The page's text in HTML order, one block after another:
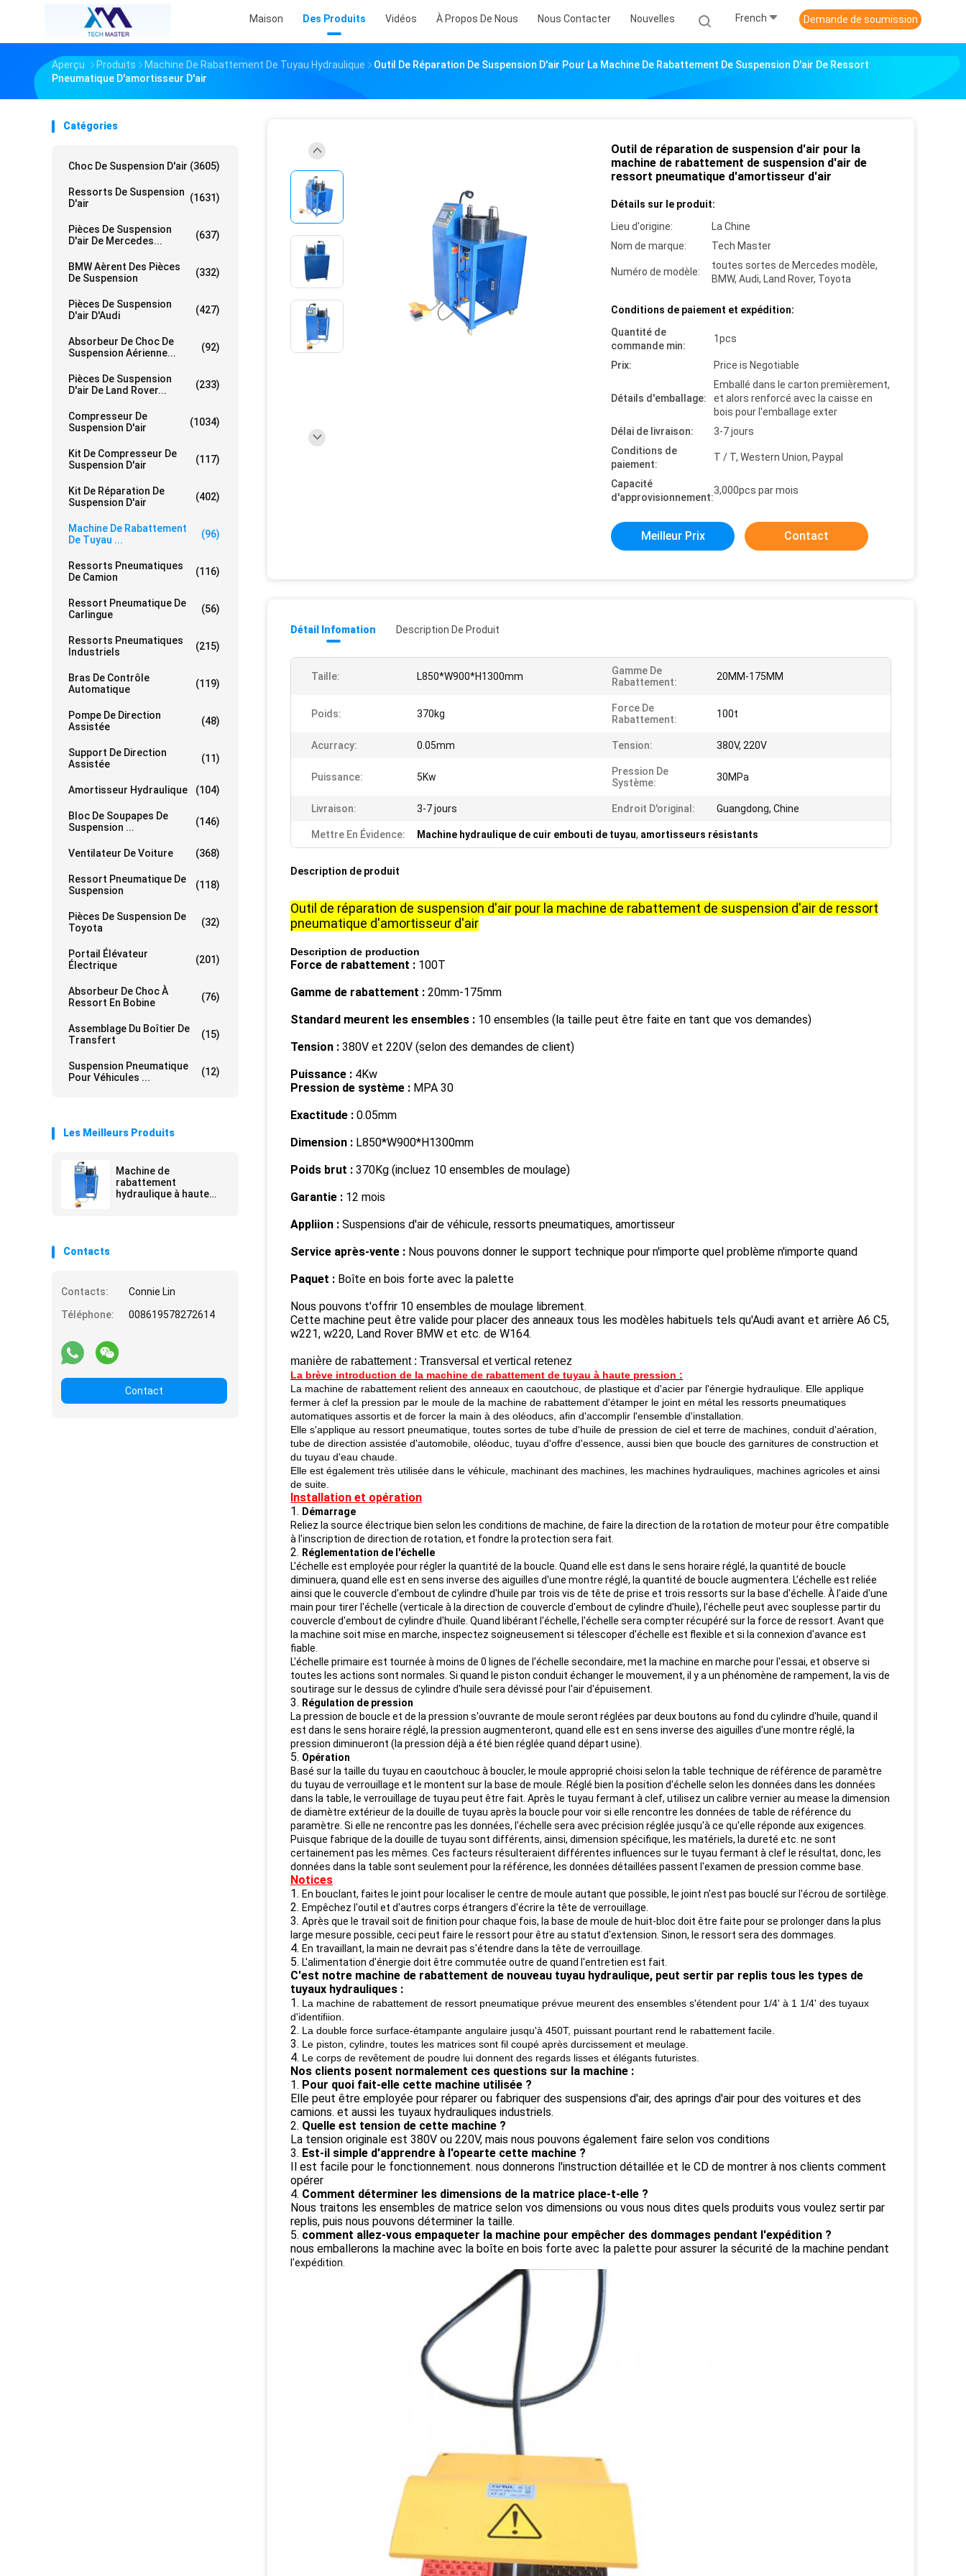
Maison Des Produits Vidéos À Propos De Nous Nous Contacter Nouvelles French Demande de soumission
Aperçu Produits Machine De Rabattement De Tuyau Hydraulique
Outil De Réparation De Suspension D'air Pour La Machine De Rabattement De Suspension D'air De Ressort
Pneumatique D'amortisseur D'air
Catégories
Choc De Suspension D'air (3605)
Ressorts De Suspension
D'air
(1631)
Pièces De Suspension
D'air De Mercedes...
(637)
BMW Aèrent Des Pièces
De Suspension
(332)
Pièces De Suspension
D'air D'Audi
(427)
Absorbeur De Choc De
Suspension Aérienne...
(92)
Pièces De Suspension
D'air De Land Rover...
(233)
Compresseur De
Suspension D'air
(1034)
Kit De Compresseur De
Suspension D'air
(117)
Kit De Réparation De
Suspension D'air
(402)
Machine De Rabattement
De Tuyau ...
(96)
Ressorts Pneumatiques
De Camion
(116)
Ressort Pneumatique De
Carlingue
(56)
Ressorts Pneumatiques
Industriels
(215)
Bras De Contrôle
Automatique
(119)
Pompe De Direction
Assistée
(48)
Support De Direction
Assistée
(11)
Amortisseur Hydraulique (104)
Bloc De Soupapes De
Suspension ...
(146)
Ventilateur De Voiture (368)
Ressort Pneumatique De
Suspension
(118)
Pièces De Suspension De
Toyota
(32)
Portail Élévateur
Électrique
(201)
Absorbeur De Choc À
Ressort En Bobine
(76)
Assemblage Du Boîtier De
Transfert
(15)
Suspension Pneumatique
Pour Véhicules ...
(12)
Les Meilleurs Produits
Machine de
rabattement
hydraulique à haute
Contacts
Contacts:
Connie Lin
Téléphone:
008619578272614
Contact
Outil de réparation de suspension d'air pour la
machine de rabattement de suspension d'air de
ressort pneumatique d'amortisseur d'air
Détails sur le produit:
Lieu d'origine:
La Chine
Nom de marque:
Tech Master
Numéro de modèle:
toutes sortes de Mercedes modèle,
BMW, Audi, Land Rover, Toyota
Conditions de paiement et expédition:
Quantité de
commande min:
1pcs
Prix: Price is Negotiable
Détails d'emballage:
Emballé dans le carton premièrement,
et alors renforcé avec la caisse en
bois pour l'emballage exter
Délai de livraison:
3-7 jours
Conditions de
paiement:
T / T, Western Union, Paypal
Capacité
d'approvisionnement:
3,000pcs par mois
Meilleur Prix Contact
Détail Infomation Description De Produit
Taille: L850*W900*H1300mm
Gamme De
Rabattement:
20MM-175MM
Poids: 370kg
Force De
Rabattement:
100t
Acurracy: 0.05mm Tension: 380V, 220V
Puissance: 5Kw
Pression De
Système:
30MPa
Livraison: 3-7 jours Endroit D'original: Guangdong, Chine
Mettre En Évidence: Machine hydraulique de cuir embouti de tuyau, amortisseurs résistants
Description de produit
Outil de réparation de suspension d'air pour la machine de rabattement de suspension d'air de ressort
pneumatique d'amortisseur d'air
Description de production
Force de rabattement : 100T
Gamme de rabattement : 20mm-175mm
Standard meurent les ensembles : 10 ensembles (la taille peut être faite en tant que vos demandes)
Tension : 380V et 220V (selon des demandes de client)
Puissance : 4Kw
Pression de système : MPA 30
Exactitude : 0.05mm
Dimension : L850*W900*H1300mm
Poids brut : 370Kg (incluez 10 ensembles de moulage)
Garantie : 12 mois
Appliion : Suspensions d'air de véhicule, ressorts pneumatiques, amortisseur
Service après-vente : Nous pouvons donner le support technique pour n'importe quel problème n'importe quand
Paquet : Boîte en bois forte avec la palette
Nous pouvons t'offrir 10 ensembles de moulage librement.
Cette machine peut être valide pour placer des anneaux tous les modèles habituels tels qu'Audi avant et arrière A6 C5,
w221, w220, Land Rover BMW et etc. de W164.
manière de rabattement : Transversal et vertical retenez
La brève introduction de la machine de rabattement de tuyau à haute pression :
La machine de rabattement relient des anneaux en caoutchouc, de plastique et d'acier par l'énergie hydraulique. Elle applique
fermer à clef la pression par le moule de la machine de rabattement d'étamper le joint en métal les ressorts pneumatiques
automatiques assortis et de forcer la main à des oléoducs, afin d'accomplir l'ensemble d'installation.
Elle s'applique au ressort pneumatique, toutes sortes de tube d'huile de pression de ciel et terre de machines, conduit d'aération,
tube de direction assistée d'automobile, oléoduc, tuyau d'offre d'essence, aussi bien que boucle des garnitures de construction et
du tuyau d'eau chaude.
Elle est également très utilisée dans le véhicule, machinant des machines, les machines hydrauliques, machines agricoles et ainsi
de suite.
Installation et opération
1. Démarrage
Reliez la source électrique bien selon les conditions de machine, de faire la direction de la rotation de moteur pour être compatible
à l'inscription de direction de rotation, et fondre la protection sera fait.
2. Réglementation de l'échelle
L'échelle est employée pour régler la quantité de la boucle. Quand elle est dans le sens horaire réglé, la quantité de boucle
diminuera, quand elle est en sens inverse des aiguilles d'une montre réglé, la quantité de boucle augmentera. L'échelle est reliée
ainsi que le couvercle d'embout de cylindre d'huile par trois vis de tête de prise et trois ressorts sur la base d'échelle. À l'aide d'une
main pour tirer l'échelle (verticale à la direction de couvercle d'embout de cylindre d'huile), l'échelle peut avec souplesse partir du
couvercle d'embout de cylindre d'huile. Quand libérant l'échelle, l'échelle sera compter récupéré sur la force de ressort. Avant que
la machine soit mise en marche, inspectez soigneusement si télescoper d'échelle est flexible et si la connexion d'avance est
fiable.
L'échelle primaire est tournée à moins de 0 lignes de l'échelle secondaire, met la machine en marche pour l'essai, et observe si
toutes les actions sont normales. Si quand le piston conduit échanger le mouvement, il y a un phénomène de rampement, la vis de
soutirage sur le dessus de cylindre d'huile sera dévissé pour l'air d'épuisement.
3. Régulation de pression
La pression de boucle et de la pression s'ouvrante de moule seront réglées par deux boutons au fond du cylindre d'huile, quand il
est dans le sens horaire réglé, la pression augmenteront, quand elle est en sens inverse des aiguilles d'une montre réglé, la
pression diminueront (la pression déjà a été bien réglée quand départ usine).
5. Opération
Basé sur la taille du tuyau en caoutchouc à boucler, le moule approprié choisi selon la table technique de référence de paramètre
du tuyau de verrouillage et le montent sur la base de moule. Réglé bien la position d'échelle selon les données dans les données
dans la table, le verrouillage de tuyau peut être fait. Après le tuyau fermant à clef, utilisez un calibre vernier au mease la dimension
de diamètre extérieur de la douille de tuyau après la boucle pour voir si elle rencontre les données de table de référence du
paramètre. Si elle ne rencontre pas les données, l'échelle sera avec précision réglée jusqu'à ce qu'elle réponde aux exigences.
Puisque fabrique de la douille de tuyau sont différents, ainsi, dimension spécifique, les matériels, la dureté etc. ne sont
certainement pas les mêmes. Ces facteurs résulteraient différentes influences sur le tuyau fermant à clef le résultat, donc, les
données dans la table sont seulement pour la référence, les données détaillées passent l'examen de pression comme base.
Notices
1. En bouclant, faites le joint pour localiser le centre de moule autant que possible, le joint n'est pas bouclé sur l'écrou de sortilège.
2. Empêchez l'outil et d'autres corps étrangers d'écrire la tête de verrouillage.
3. Après que le travail soit de finition pour chaque fois, la base de moule de huit-bloc doit être faite pour se prolonger dans la plus
large mesure possible, ceci peut faire le ressort pour être au statut d'extension. Sinon, le ressort sera des dommages.
4. En travaillant, la main ne devrait pas s'étendre dans la tête de verrouillage.
5. L'alimentation d'énergie doit être commutée outre de quand l'entretien est fait.
C'est notre machine de rabattement de nouveau tuyau hydraulique, peut sertir par replis tous les types de
tuyaux hydrauliques :
1. La machine de rabattement de ressort pneumatique prévue meurent des ensembles s'étendent pour 1/4' à 1 1/4' des tuyaux
d'identifiion.
2. La double force surface-étampante angulaire jusqu'à 450T, puissant pourtant rend le rabattement facile.
3. Le piston, cylindre, toutes les matrices sont fil coupé après durcissement et meulage.
4. Le corps de revêtement de poudre lui donnent des regards lisses et élégants futuristes.
Nos clients posent normalement ces questions sur la machine :
1. Pour quoi fait-elle cette machine utilisée ?
Elle peut être employée pour réparer ou fabriquer des suspensions d'air, des aprings d'air pour des voitures et des
camions. et aussi les tuyaux hydrauliques industriels.
2. Quelle est tension de cette machine ?
La tension originale est 380V ou 220V, mais nous pouvons également faire selon vos conditions
3. Est-il simple d'apprendre à l'opearte cette machine ?
Il est facile pour le fonctionnement. nous donnerons l'instruction détaillée et le CD de montrer à nos clients comment
opérer
4. Comment déterminer les dimensions de la matrice place-t-elle ?
Nous traitons les ensembles de matrice selon vos dimensions ou vous nous dites quels produits vous voulez sertir par
replis, puis nous pouvons déterminer la taille.
5. comment allez-vous empaqueter la machine pour empêcher des dommages pendant l'expédition ?
nous emballerons la machine avec la boîte en bois forte avec la palette pour assurer la sécurité de la machine pendant
l'expédition.